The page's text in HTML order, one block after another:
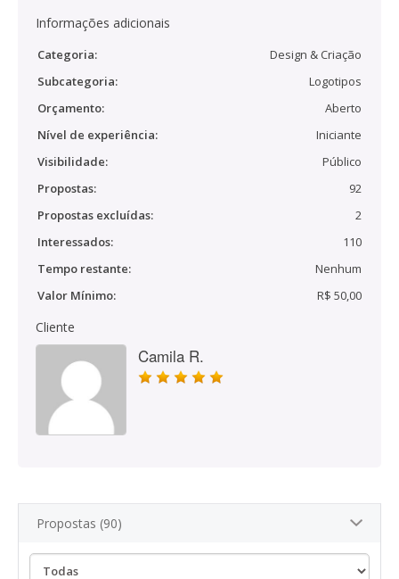
Informações adicionais
Categoria:
Design & Criação
Subcategoria:
Logotipos
Orçamento:
Aberto
Nível de experiência:
Iniciante
Visibilidade:
Público
Propostas:
92
Propostas excluídas:
2
Interessados:
110
Tempo restante:
Nenhum
Valor Mínimo:
R$ 50,00
Cliente
Camila R.
Propostas (90)